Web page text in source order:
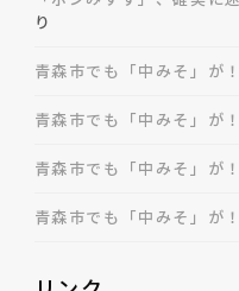
り
青森市でも「中みそ」が！
青森市でも「中みそ」が！
青森市でも「中みそ」が！
青森市でも「中みそ」が！